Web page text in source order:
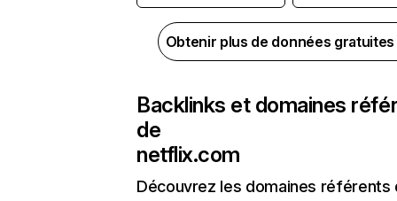
Obtenir plus de données
Backlinks et domaines
de
netflix.com
Découvrez les domaines référents